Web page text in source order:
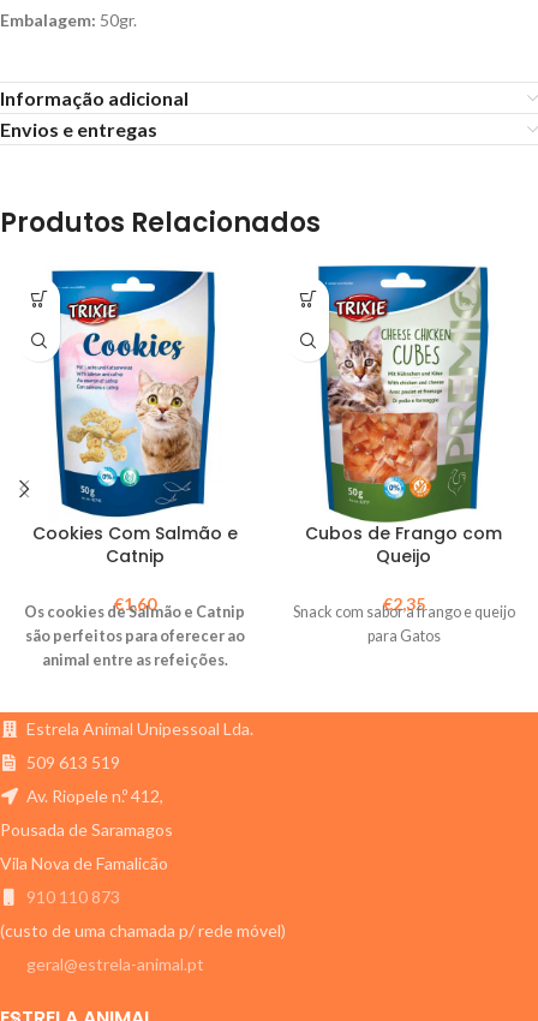
Embalagem: 50gr.
Informação adicional
Envios e entregas
Produtos Relacionados
Cookies Com Salmão e
Catnip
€1,60
Os cookies de Salmão e Catnip
são perfeitos para oferecer ao
animal entre as refeições.
Cubos de Frango com
Queijo
€2,35
Snack com sabor a frango e queijo
para Gatos
Estrela Animal Unipessoal Lda.
509 613 519
Av. Riopele n.º 412,
Pousada de Saramagos
Vila Nova de Famalicão
910 110 873
(custo de uma chamada p/ rede móvel)
geral@estrela-animal.pt